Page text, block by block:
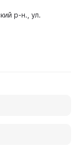
р-н., ул.